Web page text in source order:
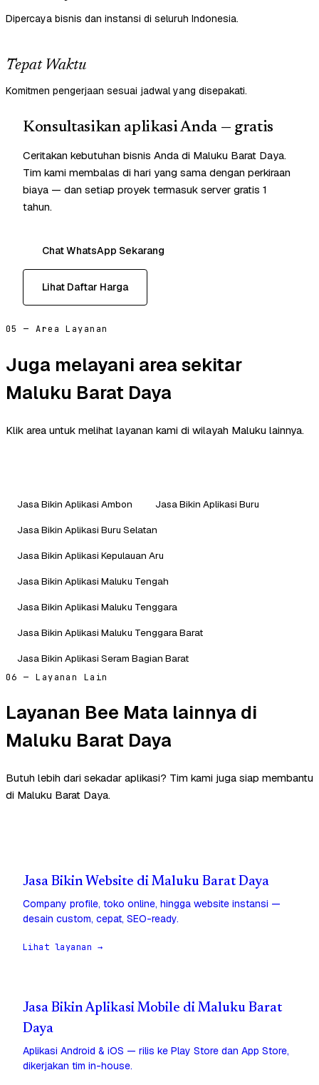
Dipercaya bisnis dan instansi di seluruh Indonesia.
Tepat Waktu
Komitmen pengerjaan sesuai jadwal yang disepakati.
Konsultasikan aplikasi Anda — gratis
Ceritakan kebutuhan bisnis Anda di Maluku Barat Daya.
Tim kami membalas di hari yang sama dengan perkiraan
biaya — dan setiap proyek termasuk server gratis 1
tahun.
Chat WhatsApp Sekarang
Lihat Daftar Harga
05 — Area Layanan
Juga melayani area sekitar
Maluku Barat Daya
Klik area untuk melihat layanan kami di wilayah Maluku lainnya.
Jasa Bikin Aplikasi Ambon
Jasa Bikin Aplikasi Buru
Jasa Bikin Aplikasi Buru Selatan
Jasa Bikin Aplikasi Kepulauan Aru
Jasa Bikin Aplikasi Maluku Tengah
Jasa Bikin Aplikasi Maluku Tenggara
Jasa Bikin Aplikasi Maluku Tenggara Barat
Jasa Bikin Aplikasi Seram Bagian Barat
06 — Layanan Lain
Layanan Bee Mata lainnya di
Maluku Barat Daya
Butuh lebih dari sekadar aplikasi? Tim kami juga siap membantu
di Maluku Barat Daya.
Jasa Bikin Website di Maluku Barat Daya
Company profile, toko online, hingga website instansi —
desain custom, cepat, SEO-ready.
Lihat layanan →
Jasa Bikin Aplikasi Mobile di Maluku Barat
Daya
Aplikasi Android & iOS — rilis ke Play Store dan App Store,
dikerjakan tim in-house.